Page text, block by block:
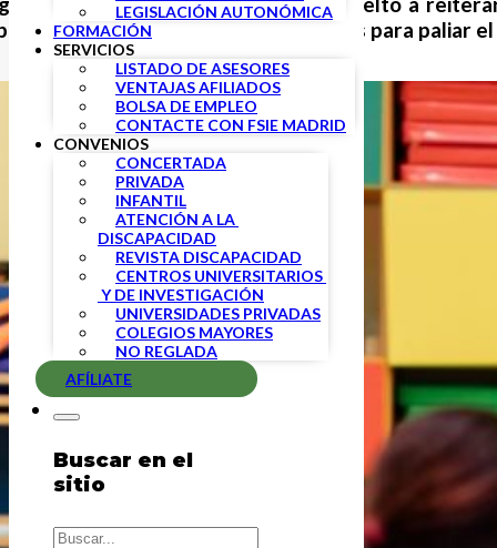
LEGISLACIÓN AUTONÓMICA
FORMACIÓN
SERVICIOS
LISTADO DE ASESORES
VENTAJAS AFILIADOS
BOLSA DE EMPLEO
CONTACTE CON FSIE MADRID
CONVENIOS
CONCERTADA
PRIVADA
INFANTIL
ATENCIÓN A LA
DISCAPACIDAD
REVISTA DISCAPACIDAD
CENTROS UNIVERSITARIOS
Y DE INVESTIGACIÓN
UNIVERSIDADES PRIVADAS
COLEGIOS MAYORES
NO REGLADA
AFÍLIATE
Buscar en el
sitio
Buscar
índice de absentismo y medidas para paliar